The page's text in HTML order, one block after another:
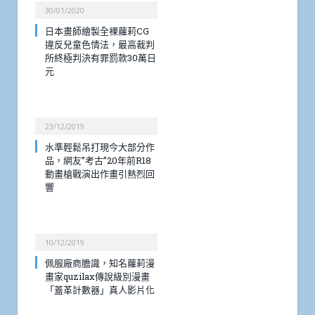
30/01/2020
日本畫師繪製全裸蘿莉CG
違反兒童色情法，最高裁判
所終極判決有罪罰款30萬日
元
23/12/2019
水準輕鬆吊打現今大部分作
品，網友”考古”20年前R18
動畫槍戰演出作畫引熱烈回
響
10/12/2019
佩服廠商膽識，知名蘿莉漫
畫家quzilax傳說級別漫畫
「蓋革計數器」真人影片化